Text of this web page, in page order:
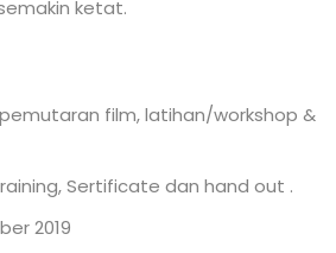
ketat.
film, latihan/workshop &
Sertificate dan hand out .
2019